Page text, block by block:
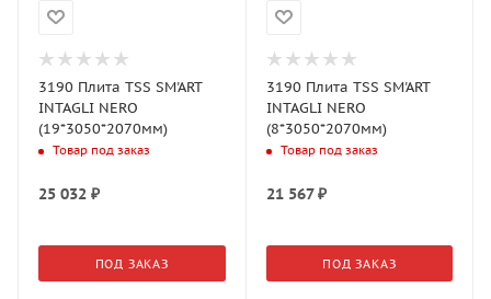
3190 Плита TSS SM'ART
INTAGLI NERO
(19*3050*2070мм)
Товар под заказ
25 032 ₽
ПОД ЗАКАЗ
3190 Плита TSS SM'ART
INTAGLI NERO
(8*3050*2070мм)
Товар под заказ
21 567₽
ПОД ЗАКАЗ